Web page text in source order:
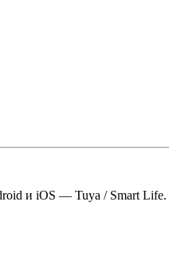
и iOS — Tuya / Smart Life.